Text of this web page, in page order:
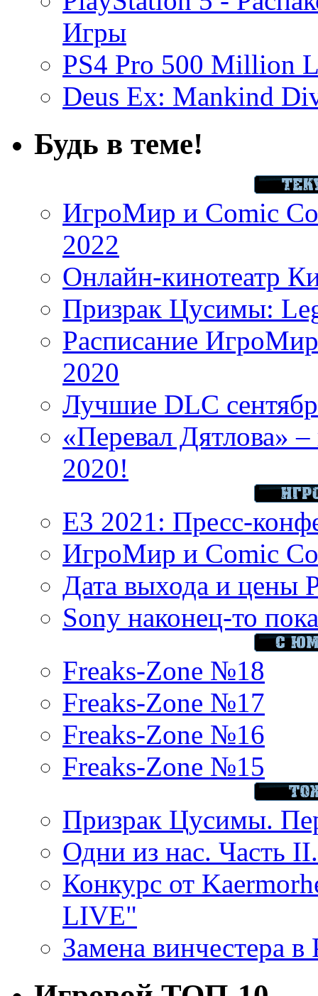
Игры
PS4 Pro 500 Million
Deus Ex: Mankind
Будь в теме!
ИгроМир и Comic
2022
Онлайн-кинотеатр
Призрак Цусимы:
Расписание
2020
Лучшие DLC
«Перевал Дятлова»
2020!
E3 2021: Пресс-
ИгроМир и Comic
Дата выхода и цены
Sony наконец-то
Freaks-Zone №18
Freaks-Zone №17
Freaks-Zone №16
Freaks-Zone №15
Призрак Цусимы.
Одни из нас. Часть
Конкурс от
LIVE"
Замена винчестера